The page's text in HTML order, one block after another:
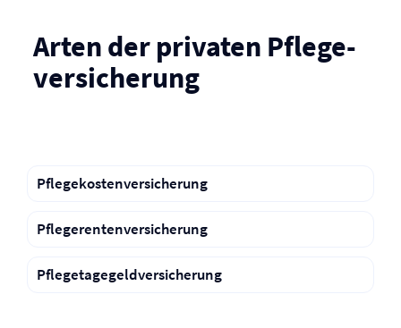
Arten der privaten Pflege­
versicherung
Pflegekosten­versicherung
Pflegerenten­versicherung
Pflegetagegeld­versicherung